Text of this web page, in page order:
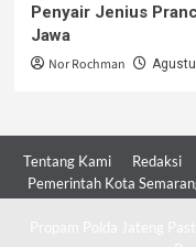
Penyair Jenius
Jawa
Nor Rochman
Tentang Kami Redaksi
Pemerintah Kota